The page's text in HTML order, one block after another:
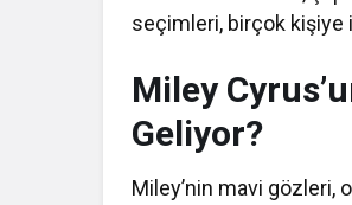
seçimleri, birçok kişiye
Miley
Geliyor?
Miley’nin mavi gözleri,